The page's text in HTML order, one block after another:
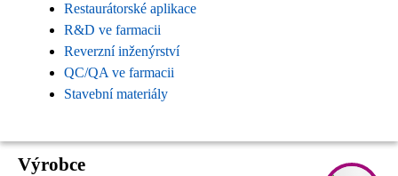
Restaurátorské aplikace
R&D ve farmacii
Reverzní inženýrství
QC/QA ve farmacii
Stavební materiály
Výrobce